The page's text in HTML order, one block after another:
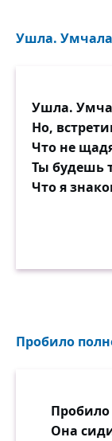
То и
И вот
Душой
С
Что так
Ушла.
Ушла.
Но,
Что не
Ты будешь
Что я
Пробило
Она